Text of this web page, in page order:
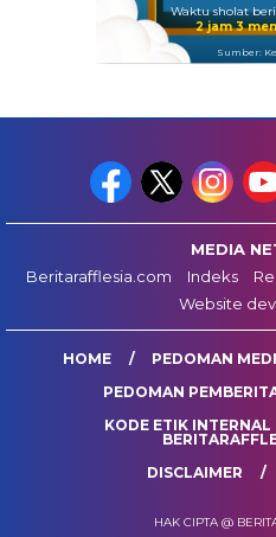
Waktu sholat
2 jam 3
Sumber:
MEDIA
Beritarafflesia.com
Indeks
Website
HOME PEDOMAN
PEDOMAN
KODE ETIK INTERNAL
DISCLAIMER
HAK CIPTA @